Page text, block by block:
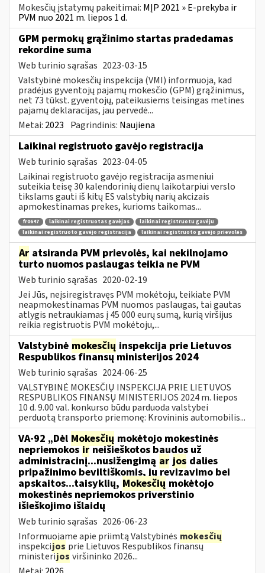
Mokesčių įstatymų pakeitimai: MĮP 2021 » E-prekyba ir
PVM nuo 2021 m. liepos 1 d.
GPM permokų grąžinimo startas pradedamas
rekordine suma
Web turinio sąrašas 2023-03-15
Valstybinė mokesčių inspekcija (VMI) informuoja, kad
pradėjus gyventojų pajamų mokesčio (GPM) grąžinimus,
net 73 tūkst. gyventojų, pateikusiems teisingas metines
pajamų deklaracijas, jau pervedė...
Metai: 2023 Pagrindinis: Naujiena
Laikinai registruoto gavėjo registracija
Web turinio sąrašas 2023-04-05
Laikinai registruoto gavėjo registracija asmeniui
suteikia teisę 30 kalendorinių dienų laikotarpiui verslo
tikslams gauti iš kitų ES valstybių narių akcizais
apmokestinamas prekes, kurioms taikomas...
fr0647 laikinai registruotas gavėjas
laikinai registruotu gavėju
laikinai registruoto gavėjo registracija
laikinai registruoto gavėjo prievolės
Ar atsiranda PVM prievolės, kai nekilnojamo
turto nuomos paslaugas teikia ne PVM
Web turinio sąrašas 2020-02-19
Jei Jūs, neįsiregistravęs PVM mokėtoju, teikiate PVM
neapmokestinamas PVM nuomos paslaugas, tai gautas
atlygis netraukiamas į 45 000 eurų sumą, kurią viršijus
reikia registruotis PVM mokėtoju,...
Valstybinė mokesčių inspekcija prie Lietuvos
Respublikos finansų ministerijos 2024
Web turinio sąrašas 2024-06-25
VALSTYBINĖ MOKESČIŲ INSPEKCIJA PRIE LIETUVOS
RESPUBLIKOS FINANSŲ MINISTERIJOS 2024 m. liepos
10 d. 9.00 val. konkurso būdu parduoda valstybei
perduotą transporto priemonę: Krovininis automobilis...
VA-92 „Dėl Mokesčių mokėtojo mokestinės
nepriemokosirneišieškotos baudos už
administracinį...nusižengimą ar jos dalies
pripažinimo beviltiškomis, jų revizavimo bei
apskaitos...taisyklių, Mokesčių mokėtojo
mokestinės nepriemokos priverstinio
išieškojimo išlaidų
Web turinio sąrašas 2026-06-23
Informuojame apie priimtą Valstybinės mokesčių
inspekcijos prie Lietuvos Respublikos finansų
ministerijos viršininko 2026...